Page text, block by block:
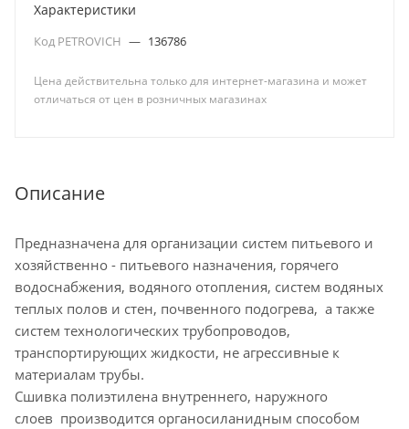
Характеристики
Код PETROVICH — 136786
Цена действительна только для интернет-магазина и может
отличаться от цен в розничных магазинах
Описание
Предназначена для организации систем питьевого и
хозяйственно - питьевого назначения, горячего
водоснабжения, водяного отопления, систем водяных
теплых полов и стен, почвенного подогрева, а также
систем технологических трубопроводов,
транспортирующих жидкости, не агрессивные к
материалам трубы.
Сшивка полиэтилена внутреннего, наружного
слоев производится органосиланидным способом